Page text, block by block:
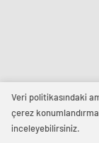
Veri politikasındaki
çerez
inceleyebilirsiniz.